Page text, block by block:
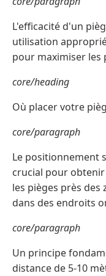
L'efficacité d'un
utilisation
pour maximiser
core/heading
Où placer votre
core/paragraph
Le positionnement
crucial pour
les pièges près des
dans des endroits
core/paragraph
Un principe
distance de 5-10